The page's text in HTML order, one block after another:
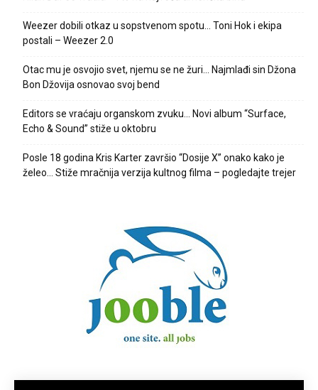
Weezer dobili otkaz u sopstvenom spotu… Toni Hok i ekipa
postali – Weezer 2.0
Otac mu je osvojio svet, njemu se ne žuri… Najmlađi sin Džona
Bon Džovija osnovao svoj bend
Editors se vraćaju organskom zvuku… Novi album “Surface,
Echo & Sound” stiže u oktobru
Posle 18 godina Kris Karter završio “Dosije X” onako kako je
želeo… Stiže mračnija verzija kultnog filma – pogledajte trejer